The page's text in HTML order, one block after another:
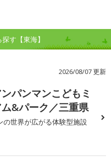
す【東海】
2026/08/07 更新
パンマンこどもミ
&パーク／三重県
の世界が広がる体験型施設